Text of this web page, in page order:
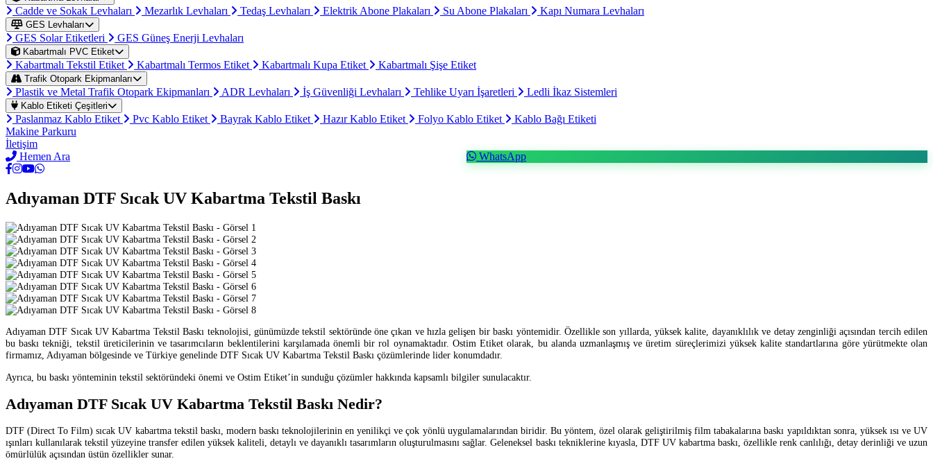
Cadde ve Sokak Levhaları Mezarlık Levhaları Tedaş Levhaları Elektrik Abone Plakaları Su Abone Plakaları Kapı Numara Levhaları
GES Levhaları
GES Solar Etiketleri GES Güneş Enerji Levhaları
Kabartmalı PVC Etiket
Kabartmalı Tekstil Etiket Kabartmalı Termos Etiket Kabartmalı Kupa Etiket Kabartmalı Şişe Etiket
Trafik Otopark Ekipmanları
Plastik ve Metal Trafik Otopark Ekipmanları ADR Levhaları İş Güvenliği Levhaları Tehlike Uyarı İşaretleri Ledli İkaz Sistemleri
Kablo Etiketi Çeşitleri
Paslanmaz Kablo Etiket Pvc Kablo Etiket Bayrak Kablo Etiket Hazır Kablo Etiket Folyo Kablo Etiket
Kablo Bağı Etiketi
Makine Parkuru
İletişim
Hemen Ara
WhatsApp
Adıyaman DTF Sıcak UV Kabartma Tekstil Baskı
Adıyaman DTF Sıcak UV Kabartma Tekstil Baskı teknolojisi, günümüzde tekstil sektöründe öne çıkan ve hızla gelişen bir baskı yöntemidir. Özellikle son yıllarda, yüksek kalite, dayanıklılık ve detay zenginliği açısından tercih edilen
bu baskı tekniği, tekstil üreticilerinin ve tasarımcıların beklentilerini karşılamada önemli bir rol oynamaktadır. Ostim Etiket olarak, bu alanda uzmanlaşmış ve üretim süreçlerimizi yüksek kalite standartlarına göre yürütmekte olan
firmamız, Adıyaman bölgesinde ve Türkiye genelinde DTF Sıcak UV Kabartma Tekstil Baskı çözümlerinde lider konumdadır.
Ayrıca, bu baskı yönteminin tekstil sektöründeki önemi ve Ostim Etiket’in sunduğu çözümler hakkında kapsamlı bilgiler sunulacaktır.
Adıyaman DTF Sıcak UV Kabartma Tekstil Baskı Nedir?
DTF (Direct To Film) sıcak UV kabartma tekstil baskı, modern baskı teknolojilerinin en yenilikçi ve çok yönlü uygulamalarından biridir. Bu yöntem, özel olarak geliştirilmiş film tabakalarına baskı yapıldıktan sonra, yüksek ısı ve UV
ışınları kullanılarak tekstil yüzeyine transfer edilen yüksek kaliteli, detaylı ve dayanıklı tasarımların oluşturulmasını sağlar. Geleneksel baskı tekniklerine kıyasla, DTF UV kabartma baskı, özellikle renk canlılığı, detay derinliği ve uzun
ömürlülük açısından üstün özellikler sunar.